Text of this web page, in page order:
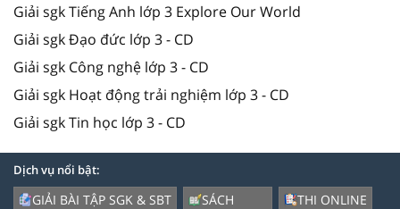
Giải sgk Tiếng Anh lớp 3 Explore Our World
Giải sgk Đạo đức lớp 3 - CD
Giải sgk Công nghệ lớp 3 - CD
Giải sgk Hoạt động trải nghiệm lớp 3 - CD
Giải sgk Tin học lớp 3 - CD
Dịch vụ nổi bật:
GIẢI BÀI TẬP SGK & SBT
SÁCH
THI ONLINE